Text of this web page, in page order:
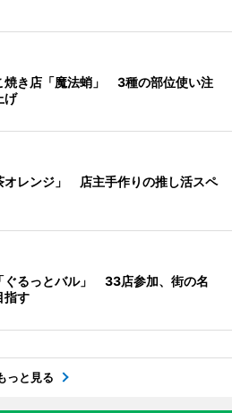
焼き店「魔法蛸」 3種の部位使い注
げ
オレンジ」 店主手作りの推し活スペ
ぐるっとバル」 33店参加、街の名
指す
っと見る